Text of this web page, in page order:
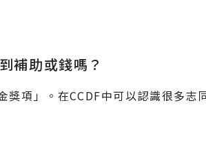
補助或錢嗎？
獎項」。在CCDF中可以認識很多